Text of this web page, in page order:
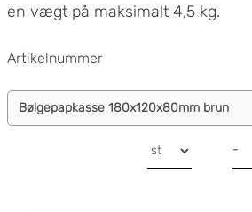
en vægt på maksimalt 4,5 kg.
Artikelnummer
-